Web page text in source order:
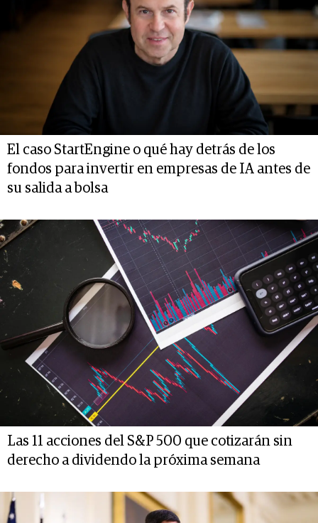
El caso StartEngine o qué hay detrás de los
fondos para invertir en empresas de IA antes de
su salida a bolsa
Las 11 acciones del S&P 500 que cotizarán sin
derecho a dividendo la próxima semana